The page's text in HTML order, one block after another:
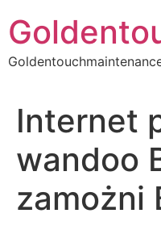
to
content
Internet
wandoo
zamożni